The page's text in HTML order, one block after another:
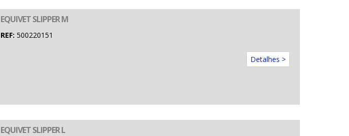
EQUIVET SLIPPER M
REF: 500220151
Detalhes >
EQUIVET SLIPPER L